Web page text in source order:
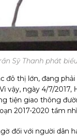
Sỹ Thanh phát
đô thị lớn, đang
vậy, ngày 4/7/
tiện giao thông
2017-2020 tầm
đối với người dân